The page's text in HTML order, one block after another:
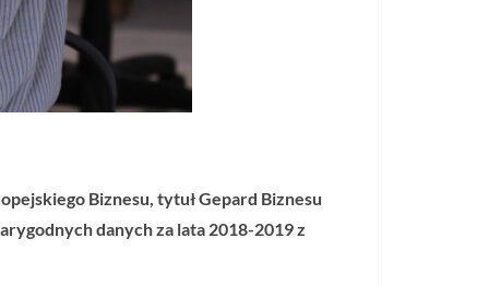
Biznesu, tytuł Gepard Biznesu
danych za lata 2018-2019 z